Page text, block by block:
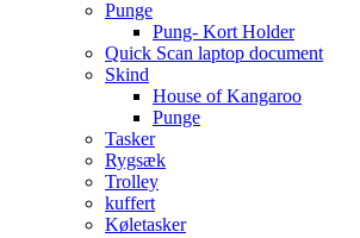
Punge
Pung- Kort Holder
Quick Scan laptop document
Skind
House of Kangaroo
Punge
Tasker
Rygsæk
Trolley
kuffert
Køletasker